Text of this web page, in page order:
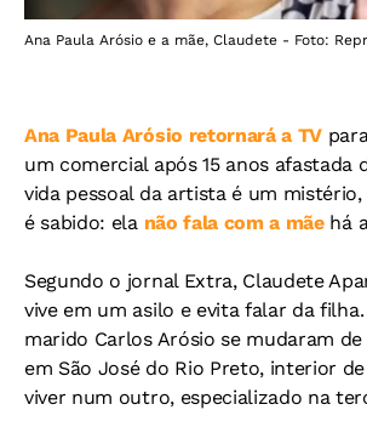
Ana Paula Arósio e a mãe, Claudete - Foto:
Ana Paula Arósio retornará a TV
um comercial após 15 anos afastada
vida pessoal da artista é um
é sabido: ela não fala com a mãehá
Segundo o jornal Extra, Claudete
vive em um asilo e evita falar da filha.
marido Carlos Arósio se mudaram
em São José do Rio Preto, interior
viver num outro, especializado na